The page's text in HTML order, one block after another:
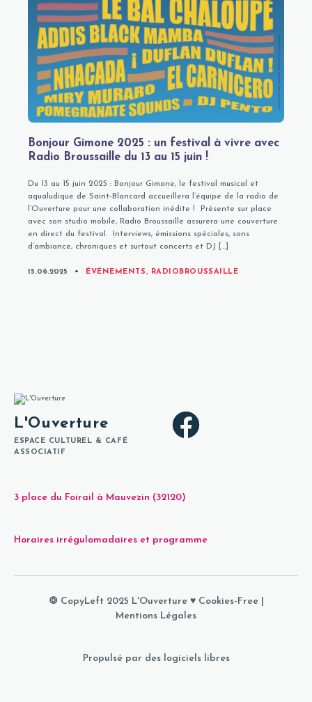
Bonjour Gimone 2025 : un festival à vivre avec
Radio Broussaille du 13 au 15 juin !
Du 13 au 15 juin 2025 : Bonjour Gimone, le festival musical et
aqualudique de Saint-Blancard accueillera l’équipe de la radio de
l’Ouverture pour une collaboration inédite ! Présente sur place
avec son studio mobile, Radio Broussaille assurera une couverture
en direct du festival. Interviews, émissions spéciales, sons
d’ambiance, chroniques et surtout concerts et DJ […]
15.06.2025 CATEGORIES
ÉVÉNEMENTS, RADIOBROUSSAILLE
L'Ouverture
ESPACE CULTUREL & CAFÉ
ASSOCIATIF
3 place du Foirail à Mauvezin (32120)
Horaires irrégulomadaires et programme
🄯 CopyLeft 2025 L'Ouverture ♥ Cookies-Free|
Mentions Légales
Propulsé par des logiciels libres